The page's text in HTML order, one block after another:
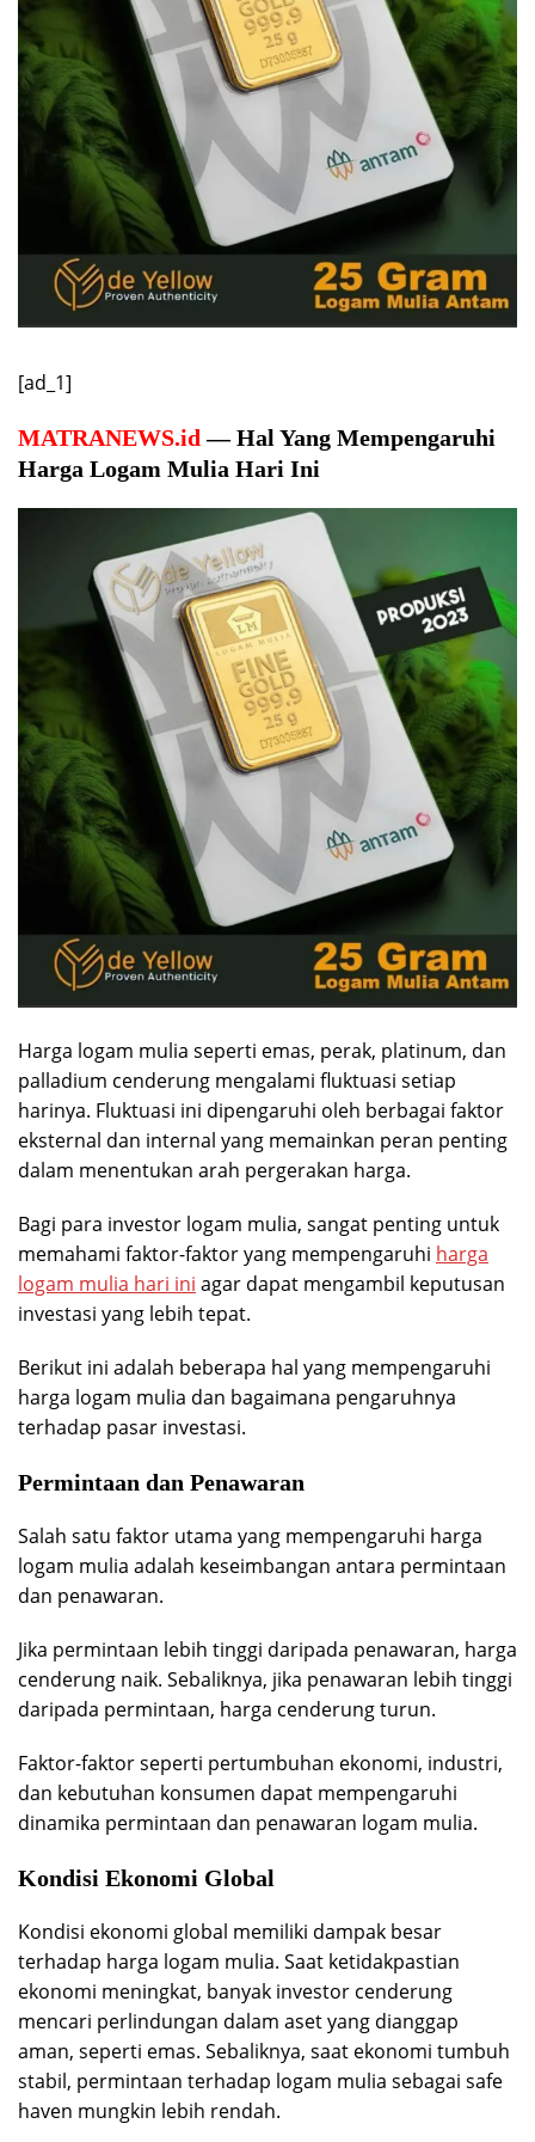
[ad_1]
MATRANEWS.id— Hal Yang Mempengaruhi
Harga Logam Mulia Hari Ini
Harga logam mulia seperti emas, perak, platinum, dan
palladium cenderung mengalami fluktuasi setiap
harinya. Fluktuasi ini dipengaruhi oleh berbagai faktor
eksternal dan internal yang memainkan peran penting
dalam menentukan arah pergerakan harga.
Bagi para investor logam mulia, sangat penting untuk
memahami faktor-faktor yang mempengaruhi harga
logam mulia hari ini agar dapat mengambil keputusan
investasi yang lebih tepat.
Berikut ini adalah beberapa hal yang mempengaruhi
harga logam mulia dan bagaimana pengaruhnya
terhadap pasar investasi.
Permintaan dan Penawaran
Salah satu faktor utama yang mempengaruhi harga
logam mulia adalah keseimbangan antara permintaan
dan penawaran.
Jika permintaan lebih tinggi daripada penawaran, harga
cenderung naik. Sebaliknya, jika penawaran lebih tinggi
daripada permintaan, harga cenderung turun.
Faktor-faktor seperti pertumbuhan ekonomi, industri,
dan kebutuhan konsumen dapat mempengaruhi
dinamika permintaan dan penawaran logam mulia.
Kondisi Ekonomi Global
Kondisi ekonomi global memiliki dampak besar
terhadap harga logam mulia. Saat ketidakpastian
ekonomi meningkat, banyak investor cenderung
mencari perlindungan dalam aset yang dianggap
aman, seperti emas. Sebaliknya, saat ekonomi tumbuh
stabil, permintaan terhadap logam mulia sebagai safe
haven mungkin lebih rendah.